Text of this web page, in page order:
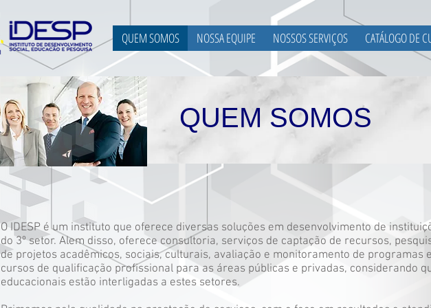
QUEM SOMOS NOSSA EQUIPE NOSSOS SERVIÇOS CATÁLOGO DE
QUEM SOMOS
O IDESP é um instituto que oferece diversas soluções em desenvolvimento de
do 3º setor. Alem disso, oferece consultoria, serviços de captação de recursos,
de projetos acadêmicos, sociais, culturais, avaliação e monitoramento de programas
cursos de qualificação profissional para as áreas públicas e privadas, considerando
educacionais estão interligadas a estes setores.